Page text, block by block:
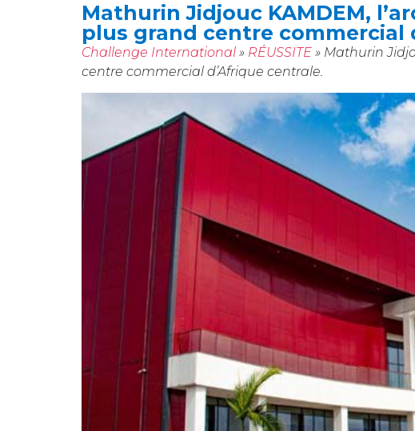
Mathurin Jidjouc KAMDEM,
plus grand centre commercial
Challenge International » RÉUSSITE » Mathurin
centre commercial d’Afrique centrale.